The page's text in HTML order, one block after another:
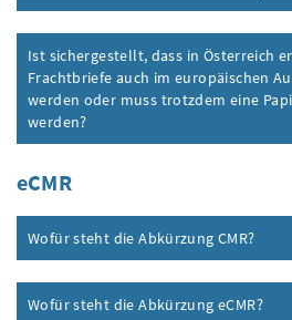
Ist sichergestellt, dass in Österreich
Frachtbriefe auch im europäischen
werden oder muss trotzdem eine
werden?
eCMR
Wofür steht die Abkürzung CMR?
Wofür steht die Abkürzung eCMR?